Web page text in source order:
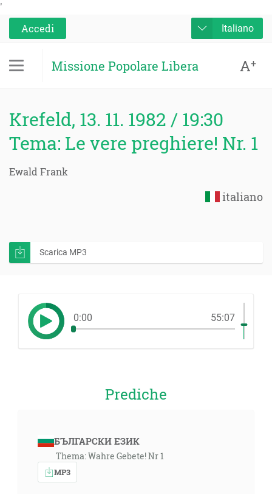
'
Accedi
Italiano
Missione Popolare Libera A+
Krefeld, 13. 11. 1982 / 19:30
Tema: Le vere preghiere! Nr. 1
Ewald Frank
italiano
Scarica MP3
0:00 55:07
Prediche
БЪЛГАРСКИ ЕЗИК
Thema: Wahre Gebete! Nr 1
MP3